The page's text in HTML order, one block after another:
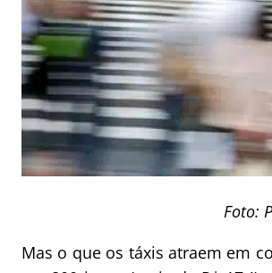
Foto:
Mas o que os táxis atraem em